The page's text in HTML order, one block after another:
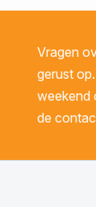
Vragen
gerust
weekend
de